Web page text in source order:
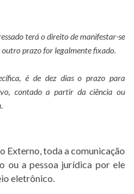
terá o direito de manifestar-se
outro prazo for legalmente fixado.
é de dez dias o prazo para
contado a partir da ciência ou
Externo, toda a comunicação
ou a pessoa jurídica por ele
eletrônico.